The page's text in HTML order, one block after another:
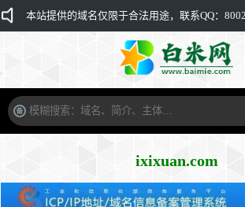
本站提供的域名仅限于合法用途，联系QQ：
ixixuan.com